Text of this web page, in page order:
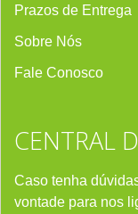
Prazos de Entrega
Sobre Nós
Fale Conosco
CENTRAL
Caso tenha
vontade para nos